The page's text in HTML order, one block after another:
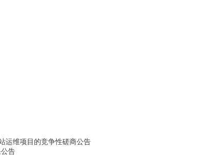
运维项目的竞争性磋商公告
告